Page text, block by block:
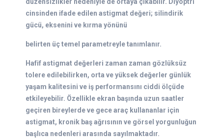
düzensizlikler nedeniyle de ortaya çıkabilir. Diyoptri
cinsinden ifade edilen astigmat değeri; silindirik
gücü, eksenini ve kırma yönünü
belirten üç temel parametreyle tanımlanır.
Hafif astigmat değerleri zaman zaman gözlüksüz
tolere edilebilirken, orta ve yüksek değerler günlük
yaşam kalitesini ve iş performansını ciddi ölçüde
etkileyebilir. Özellikle ekran başında uzun saatler
geçiren bireylerde ve gece araç kullananlar için
astigmat, kronik baş ağrısının ve görsel yorgunluğun
başlıca nedenleri arasında sayılmaktadır.